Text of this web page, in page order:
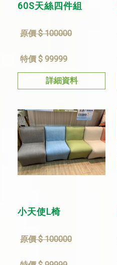
60S天絲四件組
原價 $ 100000
特價 $ 99999
詳細資料
小天使L椅
原價 $ 100000